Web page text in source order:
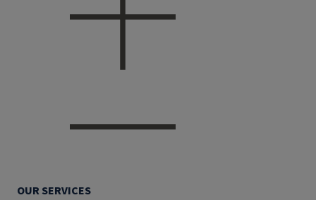
OUR SERVICES